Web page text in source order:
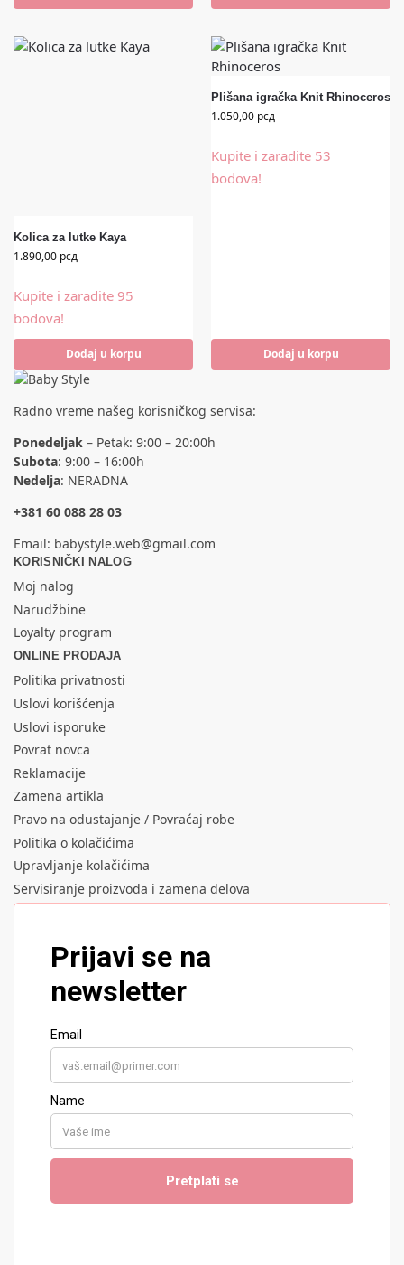
Kolica za lutke Kaya
1.890,00 рсд
Kupite i zaradite 95
bodova!
Dodaj u korpu
Plišana igračka Knit Rhinoceros
1.050,00 рсд
Kupite i zaradite 53
bodova!
Dodaj u korpu
Radno vreme našeg korisničkog servisa:
Ponedeljak – Petak: 9:00 – 20:00h
Subota: 9:00 – 16:00h
Nedelja: NERADNA
+381 60 088 28 03
Email: babystyle.web@gmail.com
KORISNIČKI NALOG
Moj nalog
Narudžbine
Loyalty program
ONLINE PRODAJA
Politika privatnosti
Uslovi korišćenja
Uslovi isporuke
Povrat novca
Reklamacije
Zamena artikla
Pravo na odustajanje / Povraćaj robe
Politika o kolačićima
Upravljanje kolačićima
Servisiranje proizvoda i zamena delova